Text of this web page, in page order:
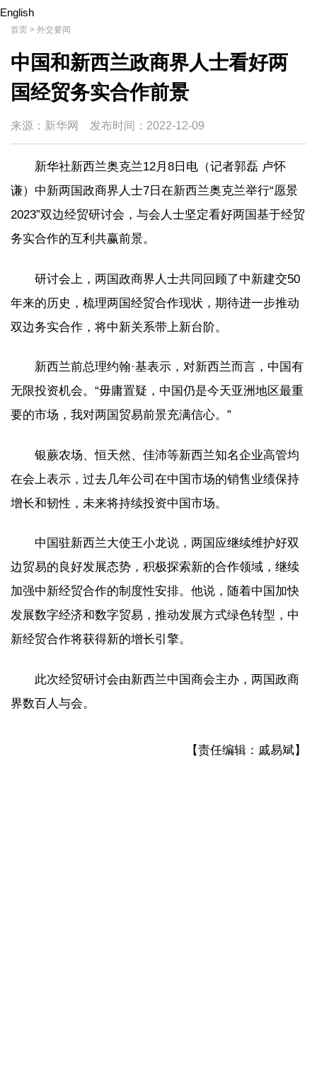
English
首页 > 外交要闻
中国和新西兰政商界人士看好两
国经贸务实合作前景
来源：新华网 发布时间： 2022-12-09
新华社新西兰奥克兰12月8日电（记者郭磊 卢怀
谦）中新两国政商界人士7日在新西兰奥克兰举行“愿景
2023”双边经贸研讨会，与会人士坚定看好两国基于经贸
务实合作的互利共赢前景。
研讨会上，两国政商界人士共同回顾了中新建交50
年来的历史，梳理两国经贸合作现状，期待进一步推动
双边务实合作，将中新关系带上新台阶。
新西兰前总理约翰·基表示，对新西兰而言，中国有
无限投资机会。“毋庸置疑，中国仍是今天亚洲地区最重
要的市场，我对两国贸易前景充满信心。”
银蕨农场、恒天然、佳沛等新西兰知名企业高管均
在会上表示，过去几年公司在中国市场的销售业绩保持
增长和韧性，未来将持续投资中国市场。
中国驻新西兰大使王小龙说，两国应继续维护好双
边贸易的良好发展态势，积极探索新的合作领域，继续
加强中新经贸合作的制度性安排。他说，随着中国加快
发展数字经济和数字贸易，推动发展方式绿色转型，中
新经贸合作将获得新的增长引擎。
此次经贸研讨会由新西兰中国商会主办，两国政商
界数百人与会。
【责任编辑：戚易斌】